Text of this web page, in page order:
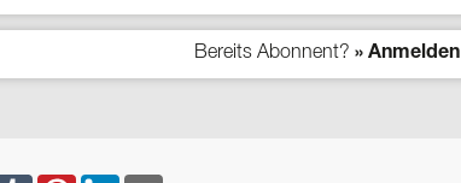
Bereits Abonnent? » Anmelden